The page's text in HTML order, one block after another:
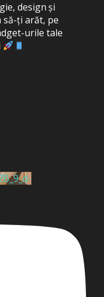
design și
să-ți arăt, pe
urile tale